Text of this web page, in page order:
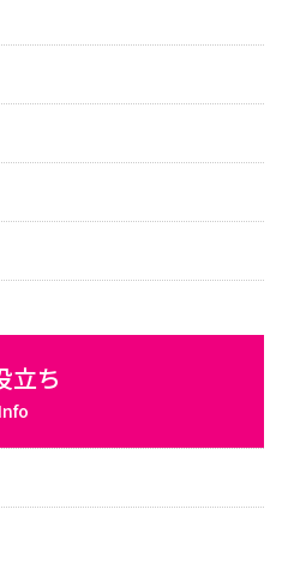
立ち
Info